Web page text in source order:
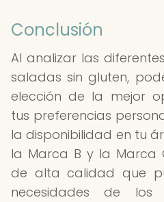
Conclusión
Al analizar las
saladas sin gluten,
elección de la mejor
tus preferencias
la disponibilidad en tu
la Marca B y la Marca
de alta calidad que
necesidades de los